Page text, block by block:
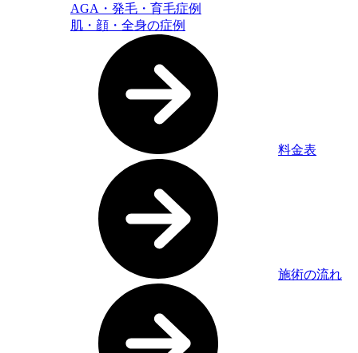
AGA・発毛・育毛症例
肌・顔・全身の症例
料金表
施術の流れ